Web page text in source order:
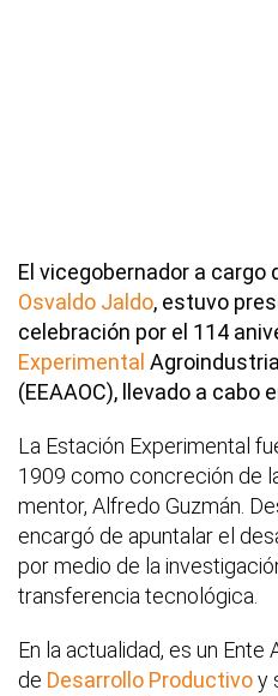
El vicegobernador a cargo
Osvaldo Jaldo, estuvo
celebración por el 114
Experimental
(EEAAOC), llevado a cabo
La Estación Experimental
1909 como concreción de
mentor, Alfredo Guzmán.
encargó de apuntalar el
por medio de la
transferencia tecnológica.
En la actualidad, es un
de Desarrollo Productivoy